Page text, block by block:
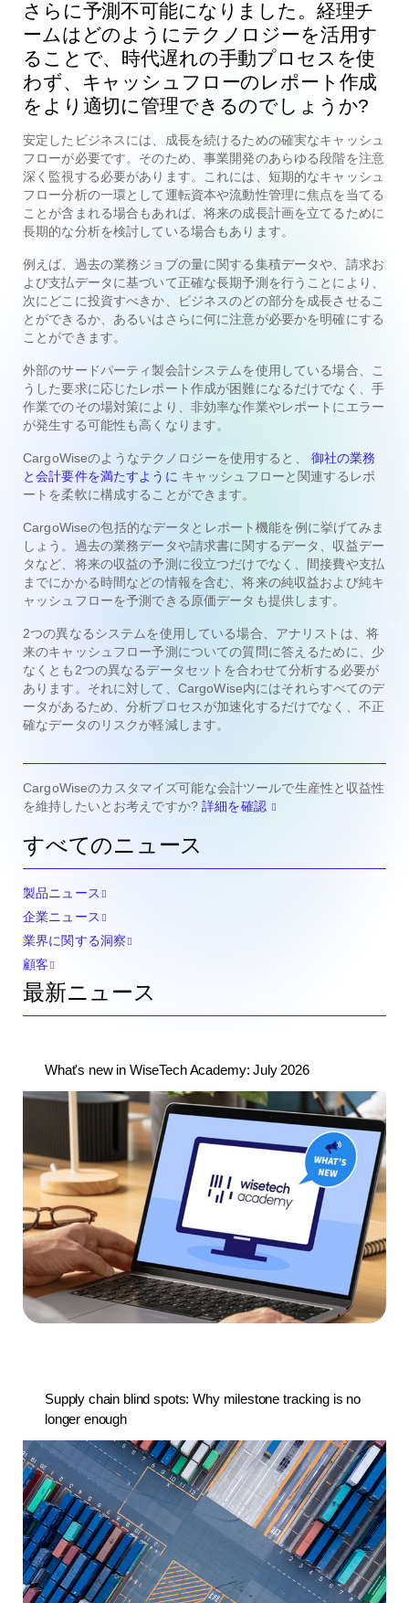
さらに予測不可能になりました。経理チ
ームはどのようにテクノロジーを活用す
ることで、時代遅れの手動プロセスを使
わず、キャッシュフローのレポート作成
をより適切に管理できるのでしょうか?
安定したビジネスには、成長を続けるための確実なキャッシュ
フローが必要です。そのため、事業開発のあらゆる段階を注意
深く監視する必要があります。これには、短期的なキャッシュ
フロー分析の一環として運転資本や流動性管理に焦点を当てる
ことが含まれる場合もあれば、将来の成長計画を立てるために
長期的な分析を検討している場合もあります。
例えば、過去の業務ジョブの量に関する集積データや、請求お
よび支払データに基づいて正確な長期予測を行うことにより、
次にどこに投資すべきか、ビジネスのどの部分を成長させるこ
とができるか、あるいはさらに何に注意が必要かを明確にする
ことができます。
外部のサードパーティ製会計システムを使用している場合、こ
うした要求に応じたレポート作成が困難になるだけでなく、手
作業でのその場対策により、非効率な作業やレポートにエラー
が発生する可能性も高くなります。
CargoWiseのようなテクノロジーを使用すると、
御社の業務
と会計要件を満たすように キャッシュフローと関連するレポ
ートを柔軟に構成することができます。
CargoWiseの包括的なデータとレポート機能を例に挙げてみま
しょう。過去の業務データや請求書に関するデータ、収益デー
タなど、将来の収益の予測に役立つだけでなく、間接費や支払
までにかかる時間などの情報を含む、将来の純収益および純キ
ャッシュフローを予測できる原価データも提供します。
2つの異なるシステムを使用している場合、アナリストは、将
来のキャッシュフロー予測についての質問に答えるために、少
なくとも2つの異なるデータセットを合わせて分析する必要が
あります。それに対して、CargoWise内にはそれらすべてのデ
ータがあるため、分析プロセスが加速化するだけでなく、不正
確なデータのリスクが軽減します。
CargoWiseのカスタマイズ可能な会計ツールで生産性と収益性
を維持したいとお考えですか?詳細を確認
すべてのニュース
製品ニュース
企業ニュース
業界に関する洞察
顧客
最新ニュース
What's new in WiseTech Academy: July 2026
Supply chain blind spots: Why milestone tracking is no
longer enough